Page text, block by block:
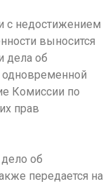
с недостижением
выносится
дела об
Комиссии по
прав
дело об
передается на